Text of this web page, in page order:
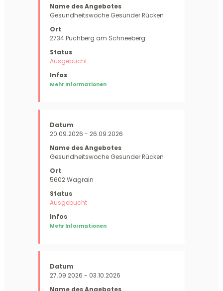
Gesundheitswoche Gesunder Rücken
2734 Puchberg am Schneeberg
Ausgebucht
Mehr Informationen
20.09.2026 - 26.09.2026
Gesundheitswoche Gesunder Rücken
5602 Wagrain
Ausgebucht
Mehr Informationen
27.09.2026 - 03.10.2026